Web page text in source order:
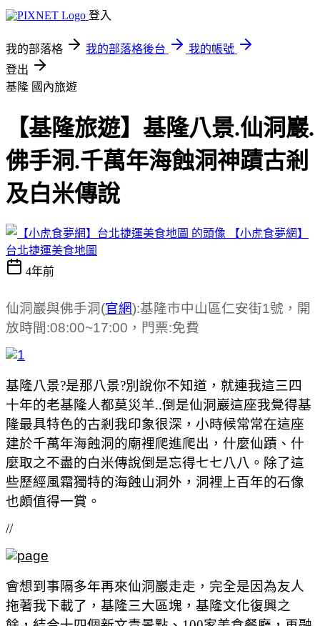
登入
我的部落格 我的部落格後台
我的帳號
登出
基隆 國內旅遊
【基隆旅遊】基隆八景.仙洞巖.
佛手洞.千萬年海蝕洞神蹟古剎
及白米傳說
【小虎食夢網】
台北捷運美食地圖
4年前
仙洞巖與佛手洞(官網):基隆市中山區仁安街1號，開
放時間:08:00~17:00，門票:免費
基隆八景?是那八景?別說你不知道，就連我這三四
十年的老基隆人都莫災羊..倒是仙洞巖這座我覺得基
隆最具特色的古剎我印象很深，小時候常常在這座
建於千萬年海蝕洞的廟裡爬進爬出，什麼仙蹟、什
麼取之不盡的白米傳說倒是忘得七七八八。除了這
些歷經風霜獨特的海蝕山洞外，洞裡上百年的石像
也頗值得一賞。
//
會想到事隔多年再來仙洞巖走走，完全是因為友人
拖著我下載了，基隆三大區塊，基隆文化復興之